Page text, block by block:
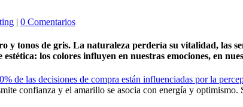
| 0 Comentarios
y tonos de gris. La naturaleza perdería su vitalidad, las
los colores influyen en nuestras emociones, en
de las decisiones de compra están influenciadas por la
confianza y el amarillo se asocia con energía y